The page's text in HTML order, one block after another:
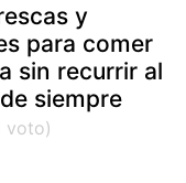
y
para comer
sin recurrir al
siempre